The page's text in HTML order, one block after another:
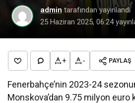
admin tarafından yayınlandı
25 Haziran 2025, 06:24
+ - PAYLAŞ
Fenerbahçe’nin 2023-24
Monskova’dan 9.75 milyon euro